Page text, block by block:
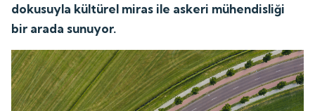
dokusuyla kültürel miras ile askeri mühendisliği
bir arada sunuyor.